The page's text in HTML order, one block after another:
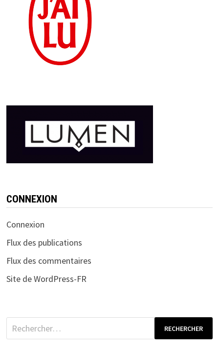
CONNEXION
Connexion
Flux des publications
Flux des commentaires
Site de WordPress-FR
Rechercher :